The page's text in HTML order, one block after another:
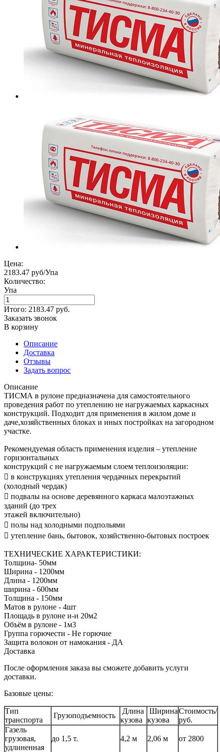
Цена:
2183.47 руб/Упа
Количество:
Упа
Итого: 2183.47 руб.
Заказать звонок
В корзину
Описание
Доставка
Отзывы
Задать вопрос
Описание
ТИСМА в рулоне предназначена для самостоятельного
проведения работ по утеплению не нагружаемых каркасных
конструкций. Подходит для применения в жилом доме и
даче,хозяйственных блоках и иных постройках на загородном
участке.
Рекомендуемая область применения изделия – утепление
горизонтальных
конструкций с не нагружаемым слоем теплоизоляции:
 в конструкциях утепления чердачных перекрытий
(холодный чердак)
 подвалы на основе деревянного каркаса малоэтажных
зданий (до трех
этажей включительно)
 полы над холодными подпольями
 утепление бань, бытовок, хозяйственно-бытовых построек
ТЕХНИЧЕСКИЕ ХАРАКТЕРИСТИКИ:
Толщина- 50мм
Ширина - 1200мм
Длина - 1200мм
ширина - 600мм
Толщина - 150мм
Матов в рулоне - 4шт
Площадь в рулоне и-и 20м2
Объём в рулоне - 1м3
Группа горючести - Не горючие
Защита волокон от намокания - ДА
Доставка
После оформления заказа вы сможете добавить услуги
доставки.
Базовые цены:
Тип
транспорта
Грузоподъемность
Длина
кузова
Ширина
кузова
Стоимость/
руб.
Газель
грузовая,
удлиненная
до 1,5 т. 4,2 м 2,06 м от 2800